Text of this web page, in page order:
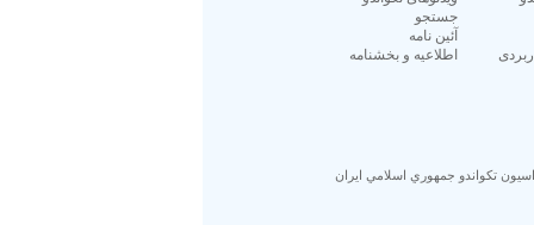
جستجو
آئين نامه
اطلاعیه و بخشنامه
تكواندو جمهوري اسلامي ايران